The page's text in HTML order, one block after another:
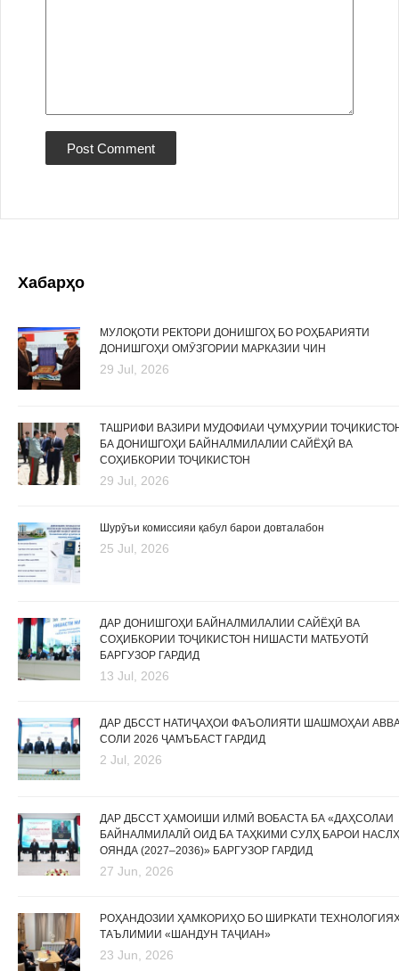
Хабарҳо
МУЛОҚОТИ РЕКТОРИ ДОНИШГОҲ БО РОҲБАРИЯТИ
ДОНИШГОҲИ ОМӮЗГОРИИ МАРКАЗИИ ЧИН
29 Jul, 2026
ТАШРИФИ ВАЗИРИ МУДОФИАИ ҶУМҲУРИИ
БА ДОНИШГОҲИ БАЙНАЛМИЛАЛИИ САЙЁҲӢ ВА
СОҲИБКОРИИ ТОҶИКИСТОН
29 Jul, 2026
Шурӯъи комиссияи қабул барои довталабон
25 Jul, 2026
ДАР ДОНИШГОҲИ БАЙНАЛМИЛАЛИИ САЙЁҲӢ ВА
СОҲИБКОРИИ ТОҶИКИСТОН НИШАСТИ МАТБУОТӢ
БАРГУЗОР ГАРДИД
13 Jul, 2026
ДАР ДБССТ НАТИҶАҲОИ ФАЪОЛИЯТИ ШАШМОҲАИ
СОЛИ 2026 ҶАМЪБАСТ ГАРДИД
2 Jul, 2026
ДАР ДБССТ ҲАМОИШИ ИЛМӢ ВОБАСТА БА «ДАҲСОЛАИ
БАЙНАЛМИЛАЛӢ ОИД БА ТАҲКИМИ СУЛҲ БАРОИ
ОЯНДА (2027–2036)» БАРГУЗОР ГАРДИД
27 Jun, 2026
РОҲАНДОЗИИ ҲАМКОРИҲО БО ШИРКАТИ
ТАЪЛИМИИ «ШАНДУН ТАҶИАН»
23 Jun, 2026